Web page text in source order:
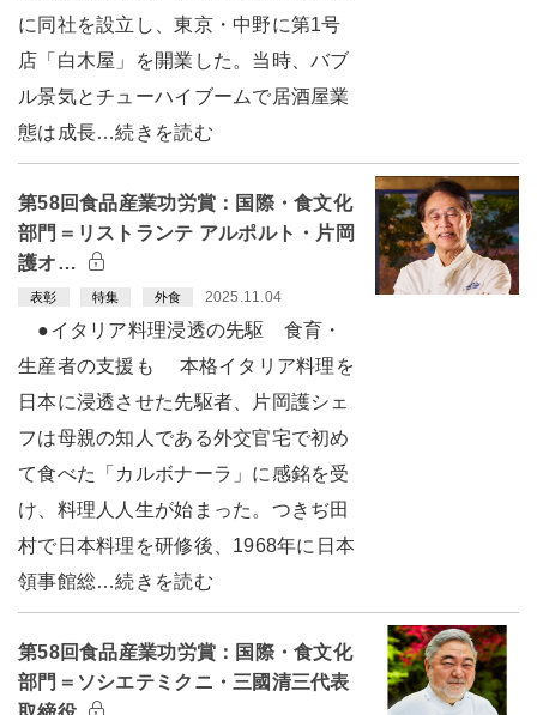
に同社を設立し、東京・中野に第1号
店「白木屋」を開業した。当時、バブ
ル景気とチューハイブームで居酒屋業
態は成長…続きを読む
第58回食品産業功労賞：国際・食文化
部門＝リストランテ アルポルト・片岡
護オ…
表彰 特集 外食 2025.11.04
●イタリア料理浸透の先駆 食育・
生産者の支援も 本格イタリア料理を
日本に浸透させた先駆者、片岡護シェ
フは母親の知人である外交官宅で初め
て食べた「カルボナーラ」に感銘を受
け、料理人人生が始まった。つきぢ田
村で日本料理を研修後、1968年に日本
領事館総…続きを読む
第58回食品産業功労賞：国際・食文化
部門＝ソシエテミクニ・三國清三代表